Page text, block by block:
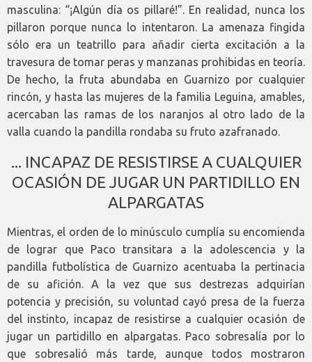
masculina: “¡Algún día os pillaré!”. En realidad, nunca los
pillaron porque nunca lo intentaron. La amenaza fingida
sólo era un teatrillo para añadir cierta excitación a la
travesura de tomar peras y manzanas prohibidas en teoría.
De hecho, la fruta abundaba en Guarnizo por cualquier
rincón, y hasta las mujeres de la familia Leguina, amables,
acercaban las ramas de los naranjos al otro lado de la
valla cuando la pandilla rondaba su fruto azafranado.
... INCAPAZ DE RESISTIRSE A CUALQUIER
OCASIÓN DE JUGAR UN PARTIDILLO EN
ALPARGATAS
Mientras, el orden de lo minúsculo cumplía su encomienda
de lograr que Paco transitara a la adolescencia y la
pandilla futbolística de Guarnizo acentuaba la pertinacia
de su afición. A la vez que sus destrezas adquirían
potencia y precisión, su voluntad cayó presa de la fuerza
del instinto, incapaz de resistirse a cualquier ocasión de
jugar un partidillo en alpargatas. Paco sobresalía por lo
que sobresalió más tarde, aunque todos mostraron